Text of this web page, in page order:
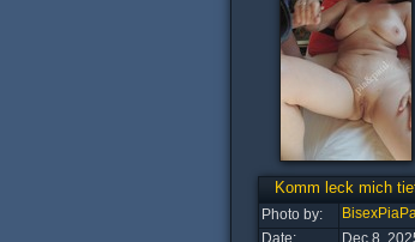
Komm leck mich
Photo by:
Date:
Dec 8,